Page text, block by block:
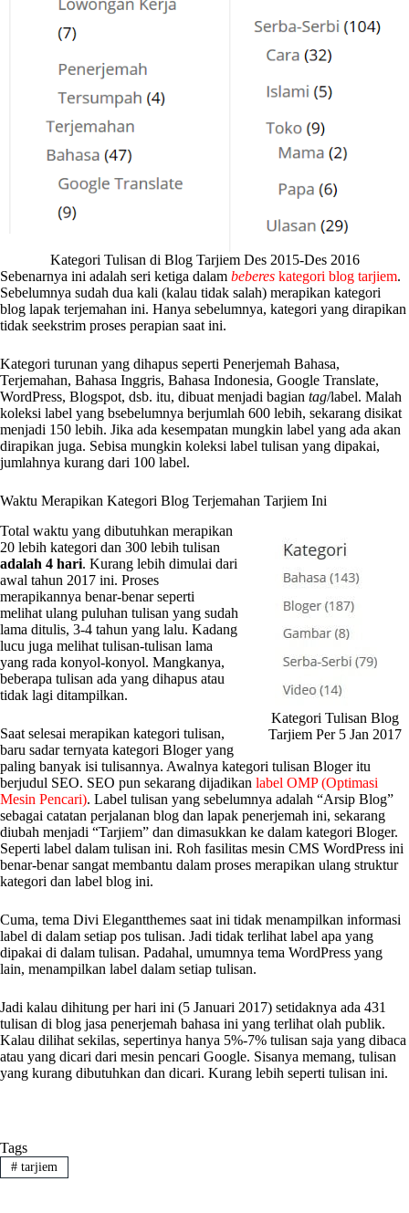
Kategori Tulisan di Blog Tarjiem Des 2015-Des 2016
Sebenarnya ini adalah seri ketiga dalam beberes kategori blog tarjiem.
Sebelumnya sudah dua kali (kalau tidak salah) merapikan kategori
blog lapak terjemahan ini. Hanya sebelumnya, kategori yang dirapikan
tidak seekstrim proses perapian saat ini.
Kategori turunan yang dihapus seperti Penerjemah Bahasa,
Terjemahan, Bahasa Inggris, Bahasa Indonesia, Google Translate,
WordPress, Blogspot, dsb. itu, dibuat menjadi bagian tag/label. Malah
koleksi label yang bsebelumnya berjumlah 600 lebih, sekarang disikat
menjadi 150 lebih. Jika ada kesempatan mungkin label yang ada akan
dirapikan juga. Sebisa mungkin koleksi label tulisan yang dipakai,
jumlahnya kurang dari 100 label.
Waktu Merapikan Kategori Blog Terjemahan Tarjiem Ini
Kategori Tulisan Blog
Tarjiem Per 5 Jan 2017
Total waktu yang dibutuhkan merapikan
20 lebih kategori dan 300 lebih tulisan
adalah 4 hari. Kurang lebih dimulai dari
awal tahun 2017 ini. Proses
merapikannya benar-benar seperti
melihat ulang puluhan tulisan yang sudah
lama ditulis, 3-4 tahun yang lalu. Kadang
lucu juga melihat tulisan-tulisan lama
yang rada konyol-konyol. Mangkanya,
beberapa tulisan ada yang dihapus atau
tidak lagi ditampilkan.
Saat selesai merapikan kategori tulisan,
baru sadar ternyata kategori Bloger yang
paling banyak isi tulisannya. Awalnya kategori tulisan Bloger itu
berjudul SEO. SEO pun sekarang dijadikan label OMP (Optimasi
Mesin Pencari). Label tulisan yang sebelumnya adalah “Arsip Blog”
sebagai catatan perjalanan blog dan lapak penerjemah ini, sekarang
diubah menjadi “Tarjiem” dan dimasukkan ke dalam kategori Bloger.
Seperti label dalam tulisan ini. Roh fasilitas mesin CMS WordPress ini
benar-benar sangat membantu dalam proses merapikan ulang struktur
kategori dan label blog ini.
Cuma, tema Divi Elegantthemes saat ini tidak menampilkan informasi
label di dalam setiap pos tulisan. Jadi tidak terlihat label apa yang
dipakai di dalam tulisan. Padahal, umumnya tema WordPress yang
lain, menampilkan label dalam setiap tulisan.
Jadi kalau dihitung per hari ini (5 Januari 2017) setidaknya ada 431
tulisan di blog jasa penerjemah bahasa ini yang terlihat olah publik.
Kalau dilihat sekilas, sepertinya hanya 5%-7% tulisan saja yang dibaca
atau yang dicari dari mesin pencari Google. Sisanya memang, tulisan
yang kurang dibutuhkan dan dicari. Kurang lebih seperti tulisan ini.
Tags
#tarjiem